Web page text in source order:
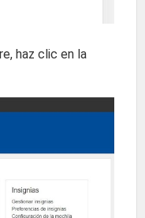
haz clic en la